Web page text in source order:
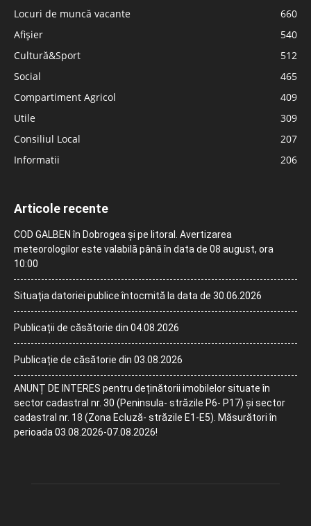
Locuri de muncă vacante
660
Afișier
540
Cultură&Sport
512
Social
465
Compartiment Agricol
409
Utile
309
Consiliul Local
207
Informatii
206
Articole recente
COD GALBEN în Dobrogea și pe litoral. Avertizarea
meteorologilor este valabilă până în data de 08 august, ora
10:00
Situația datoriei publice întocmită la data de 30.06.2026
Publicații de căsătorie din 04.08.2026
Publicație de căsătorie din 03.08.2026
ANUNȚ DE INTERES pentru deținătorii imobilelor situate în
sector cadastral nr. 30 (Peninsula- străzile P6- P17) și sector
cadastral nr. 18 (Zona Ecluză- străzile E1-E5). Măsurători în
perioada 03.08.2026-07.08.2026!